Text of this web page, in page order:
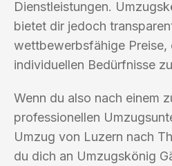
Dienstleistungen.
bietet dir jedoch
wettbewerbsfähige Preise,
individuellen Bedürfnisse
Wenn du also nach einem
professionellen
Umzug von Luzern nach
du dich an Umzugskönig